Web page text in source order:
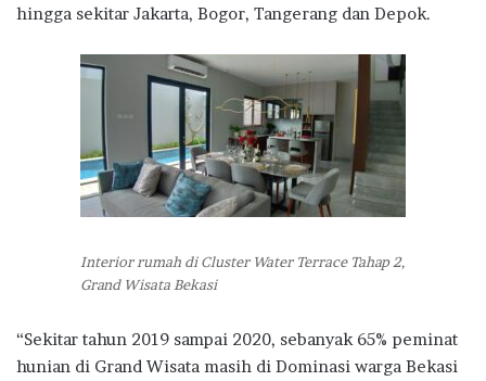
hingga sekitar Jakarta, Bogor, Tangerang dan Depok.
Interior rumah di Cluster Water Terrace Tahap 2,
Grand Wisata Bekasi
“Sekitar tahun 2019 sampai 2020, sebanyak 65% peminat
hunian di Grand Wisata masih di Dominasi warga Bekasi